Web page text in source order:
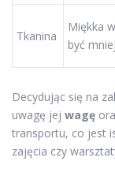
Tkanina
Miękka
być
Decydując się na
uwagę jej wagę
transportu, co jest
zajęcia czy